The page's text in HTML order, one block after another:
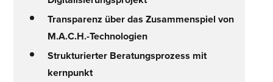
Transparenz über das Zusammenspiel von
M.A.C.H.-Technologien
Strukturierter Beratungsprozess mit
kernpunkt